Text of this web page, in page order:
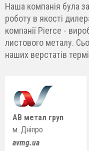
Наша компанія була
роботу в якості
компанії Pierce -
листового металу.
наших верстатів
АВ метал груп
м. Дніпро
avmg.ua